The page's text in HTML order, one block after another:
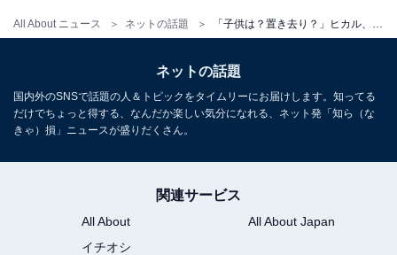
All About ニュース ネットの話題
ネットの話題
国内外のSNSで話題の人＆トピックをタイムリーにお届けします。知ってる
だけでちょっと得する、なんだか楽しい気分になれる、ネット発「知ら（な
きゃ）損」ニュースが盛りだくさん。
関連サービス
All About
All About Japan
イチオシ